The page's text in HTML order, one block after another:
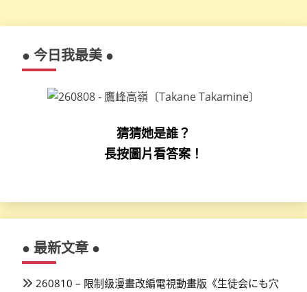
● 今日我最美 ●
猜猜她是誰？
長按圖片看答案！
● 最新文章 ●
260810 – 限制級漫畫改編電視動畫版《生徒会にも穴